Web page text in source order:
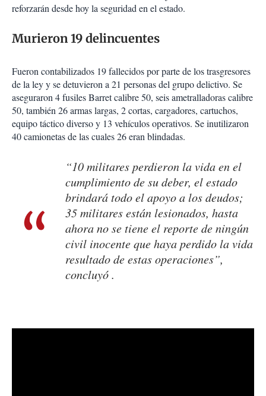
reforzarán desde hoy la seguridad en el estado.
Murieron 19 delincuentes
Fueron contabilizados 19 fallecidos por parte de los trasgresores
de la ley y se detuvieron a 21 personas del grupo delictivo. Se
aseguraron 4 fusiles Barret calibre 50, seis ametralladoras calibre
50, también 26 armas largas, 2 cortas, cargadores, cartuchos,
equipo táctico diverso y 13 vehículos operativos. Se inutilizaron
40 camionetas de las cuales 26 eran blindadas.
“10 militares perdieron la vida en el
cumplimiento de su deber, el estado
brindará todo el apoyo a los deudos;
35 militares están lesionados, hasta
ahora no se tiene el reporte de ningún
civil inocente que haya perdido la vida
resultado de estas operaciones”,
concluyó .